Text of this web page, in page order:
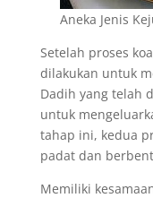
Aneka Jenis
Setelah proses
dilakukan untuk
Dadih yang telah
untuk
tahap ini, kedua
padat dan
Memiliki